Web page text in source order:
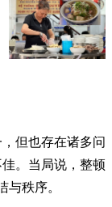
但也存在诸多问
。当局说，整顿
与秩序。